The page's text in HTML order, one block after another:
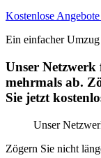
Kostenlose
Ein einfacher
Unser
mehrmals ab.
Sie jetzt
Unser
Zögern Sie nicht